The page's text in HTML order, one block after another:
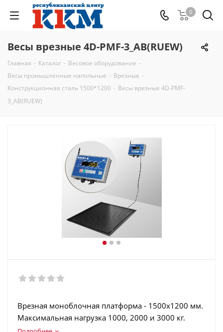
0
Весы врезные 4D-PMF-3_AB(RUEW)
Главная - Каталог - Весовое оборудование -
Весы промышленные напольные - Врезные -
Конструкционная сталь 1500*1200 - Весы врезные 4D-PMF-
3_AB(RUEW)
Врезная моноблочная платформа - 1500х1200 мм.
Максимальная нагрузка 1000, 2000 и 3000 кг.
Конструкционная сталь. Терминал в корпусе из